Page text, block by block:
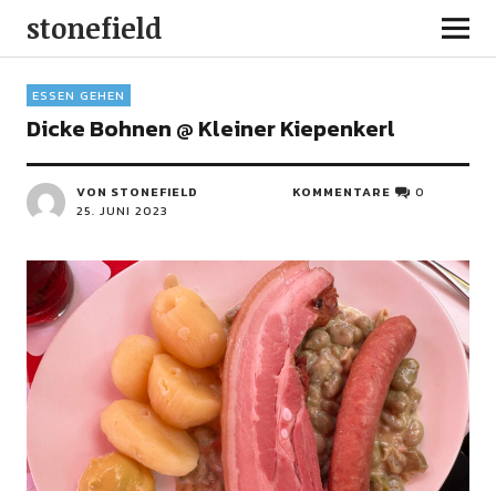
stonefield
ESSEN GEHEN
Dicke Bohnen @ Kleiner Kiepenkerl
VON STONEFIELD
25. JUNI 2023
KOMMENTARE 0